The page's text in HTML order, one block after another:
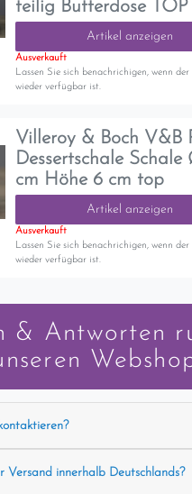
teilig Butterdose TOP
Artikel anzeigen
Ausverkauft
Lassen Sie sich benachrichigen, wenn der
wieder verfügbar ist.
Villeroy & Boch V&B
Dessertschale Schale
cm Höhe 6 cm top
Artikel anzeigen
Ausverkauft
Lassen Sie sich benachrichigen, wenn der
wieder verfügbar ist.
& Antworten
Versand innerhalb Deutschlands?